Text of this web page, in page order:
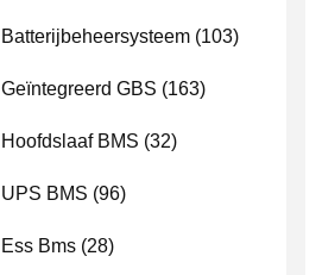
Batterijbeheersysteem (103)
Geïntegreerd GBS (163)
Hoofdslaaf BMS (32)
UPS BMS (96)
Ess Bms (28)